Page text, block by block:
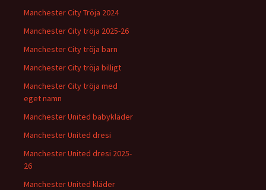
Manchester City Tröja 2024
Manchester City tröja 2025-26
Manchester City tröja barn
Manchester City tröja billigt
Manchester City tröja med
eget namn
Manchester United babykläder
Manchester United dresi
Manchester United dresi 2025-
26
Manchester United kläder